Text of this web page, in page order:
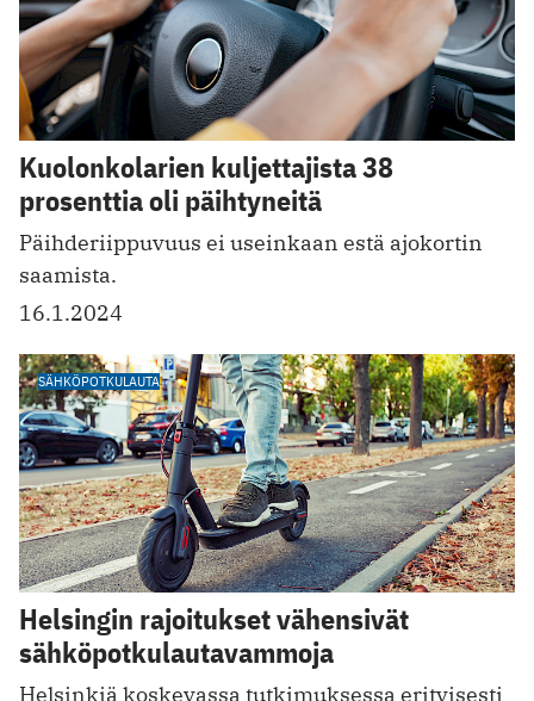
Kuolonkolarien kuljettajista 38
prosenttia oli päihtyneitä
Päihderiippuvuus ei useinkaan estä ajokortin
saamista.
16.1.2024
SÄHKÖPOTKULAUTA
Helsingin rajoitukset vähensivät
sähköpotkulautavammoja
Helsinkiä koskevassa tutkimuksessa erityisesti